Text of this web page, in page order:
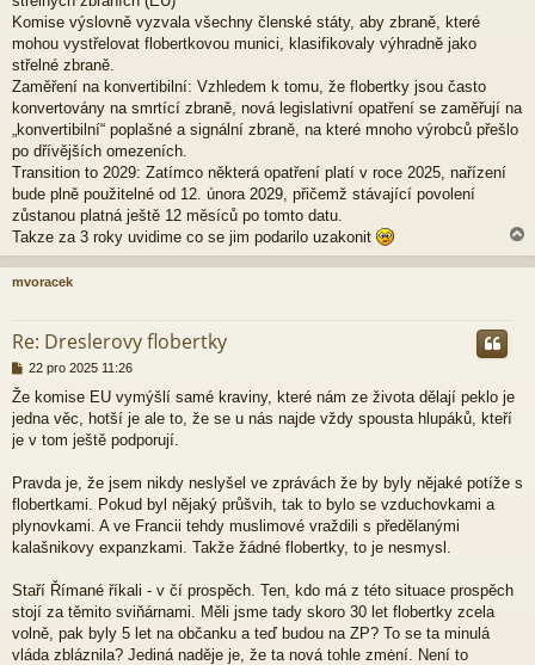
Komise výslovně vyzvala všechny členské státy, aby zbraně, které
mohou vystřelovat flobertkovou munici, klasifikovaly výhradně jako
střelné zbraně.
Zaměření na konvertibilní: Vzhledem k tomu, že flobertky jsou často
konvertovány na smrtící zbraně, nová legislativní opatření se zaměřují na
„konvertibilní“ poplašné a signální zbraně, na které mnoho výrobců přešlo
po dřívějších omezeních.
Transition to 2029: Zatímco některá opatření platí v roce 2025, nařízení
bude plně použitelné od 12. února 2029, přičemž stávající povolení
zůstanou platná ještě 12 měsíců po tomto datu.
Takze za 3 roky uvidime co se jim podarilo uzakonit
a
h
mvoracek
Re: Dreslerovy flobertky
P
í
s
p
e
k
22 pro 2025 11:26
Že komise EU vymýšlí samé kraviny, které nám ze života dělají peklo je
jedna věc, hotší je ale to, že se u nás najde vždy spousta hlupáků, kteří
je v tom ještě podporují.
Pravda je, že jsem nikdy neslyšel ve zprávách že by byly nějaké potíže s
flobertkami. Pokud byl nějaký průšvih, tak to bylo se vzduchovkami a
plynovkami. A ve Francii tehdy muslimové vraždili s předělanými
kalašnikovy expanzkami. Takže žádné flobertky, to je nesmysl.
Staří Římané říkali - v čí prospěch. Ten, kdo má z této situace prospěch
stojí za těmito sviňárnami. Měli jsme tady skoro 30 let flobertky zcela
volně, pak byly 5 let na občanku a teď budou na ZP? To se ta minulá
vláda zbláznila? Jediná naděje je, že ta nová tohle zmėní. Není to